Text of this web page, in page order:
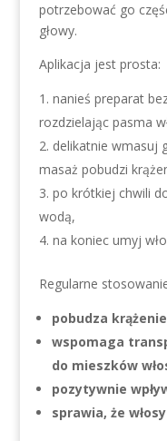
potrzebować go
głowy.
Aplikacja jest prosta:
nanieś preparat
rozdzielając pasma
delikatnie wmasuj
masaż pobudzi
po krótkiej chwili
wodą,
na koniec umyj
Regularne
pobudza
wspomaga
do mieszków
pozytywnie
sprawia, że